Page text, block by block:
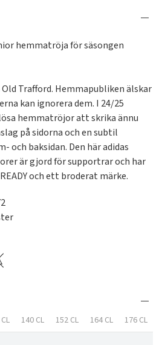
hemmatröja för säsongen
Trafford. Hemmapubliken älskar
kan ignorera dem. I 24/25
hemmatröjor att skrika ännu
på sidorna och en subtil
och baksidan. Den här adidas
är gjord för supportrar och har
och ett broderat märke.
140 CL 152 CL 164 CL 176 CL